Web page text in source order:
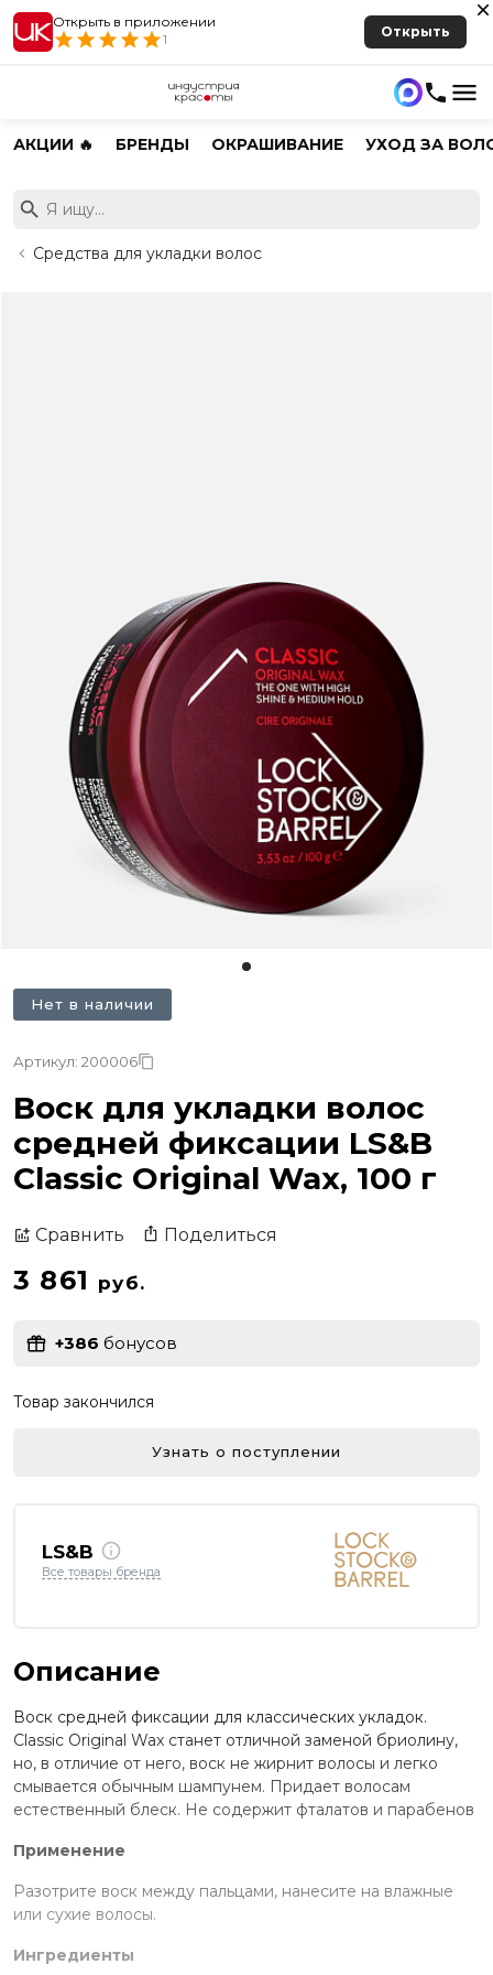
Открыть в приложении
1
Открыть
АКЦИИ 🔥 БРЕНДЫ ОКРАШИВАНИЕ УХОД ЗА
Средства для укладки волос
Нет в наличии
Артикул: 200006
Воск для укладки волос
средней фиксации LS&B
Classic Original Wax, 100 г
Сравнить Поделиться
3 861 руб.
+386 бонусов
Товар закончился
Узнать о поступлении
LS&B
Все товары бренда
Описание
Воск средней фиксации для классических укладок.
Classic Original Wax станет отличной заменой бриолину,
но, в отличие от него, воск не жирнит волосы и легко
смывается обычным шампунем. Придает волосам
естественный блеск. Не содержит фталатов и парабенов
Применение
Разотрите воск между пальцами, нанесите на влажные
или сухие волосы.
Ингредиенты